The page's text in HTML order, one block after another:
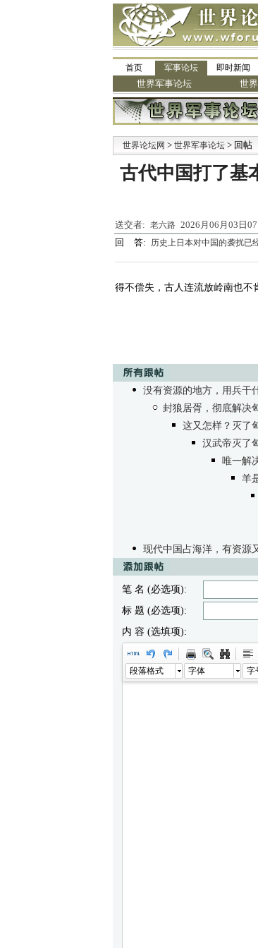
首页 军事论坛 即时新闻
世界军事论坛 世
世界论坛网 > 世界军事论坛 > 回帖
古代中国打了基
送交者: 老六路 2026月06月03日
回 答: 历史上日本对中国的袭扰已
得不偿失，古人连流放岭南也不
没有资源的地方，用兵干
封狼居胥，彻底解决
这又怎样？灭了
汉武帝灭了
唯一解
羊
现代中国占海洋，有资源
笔 名 (必选项):
标 题 (必选项):
内 容 (选填项):
段落格式 字体 字